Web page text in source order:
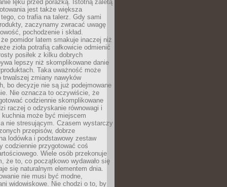
lęku przed porażką. Istotną zaletą
jest także większa
co trafia na talerz. Gdy sami
zaczynamy zwracać uwagę
pochodzenie i skład.
pomidor latem smakuje inaczej niż
zioła potrafią całkowicie odmienić
posiłek z kilku dobrych
lepszy niż skomplikowane danie
Taka uważność może
trwalszej zmiany nawyków
bo decyzje nie są już podejmowane
Nie oznacza to oczywiście, że
codziennie skomplikowane
raczej o odzyskanie równowagi i
może być miejscem
nie stresującym. Czasem wystarczy
przepisów, dobrze
lodówka i podstawowy zestaw
codziennie przygotować coś
Wiele osób przekonuje
że to, co początkowo wydawało się
się naturalnym elementem dnia.
nie musi być modne,
widowiskowe. Nie chodzi o to, by